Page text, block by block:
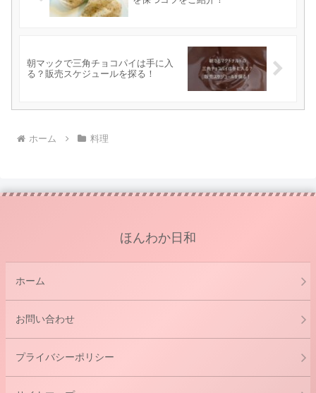
朝マックで三角チョコパイは手に入
る？販売スケジュールを探る！
ホーム 料理
ほんわか日和
ホーム
お問い合わせ
プライバシーポリシー